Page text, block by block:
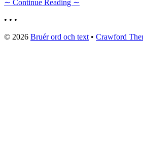
∼ Continue Reading ∼
• • •
© 2026 Bruér ord och text• Crawford